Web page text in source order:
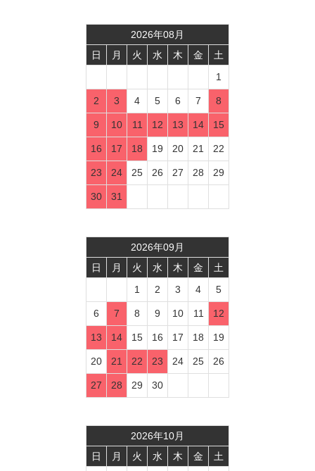
2026年08 月
日
月 火 水 木 金
土
1
2 3 4 5 6 7 8
9 10 11 12 13 14 15
16 17 18 19 20 21 22
23 24 25 26 27 28 29
30 31
2026年09 月
日
月 火 水 木 金
土
1
2 3 4 5
6 7 8 9 10 11 12
13 14 15 16 17 18 19
20 21 22 23 24 25 26
27 28 29 30
2026年10月
日
月 火 水 木 金
土